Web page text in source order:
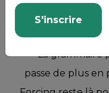
La grammaire
passe de plus
S'inscrire